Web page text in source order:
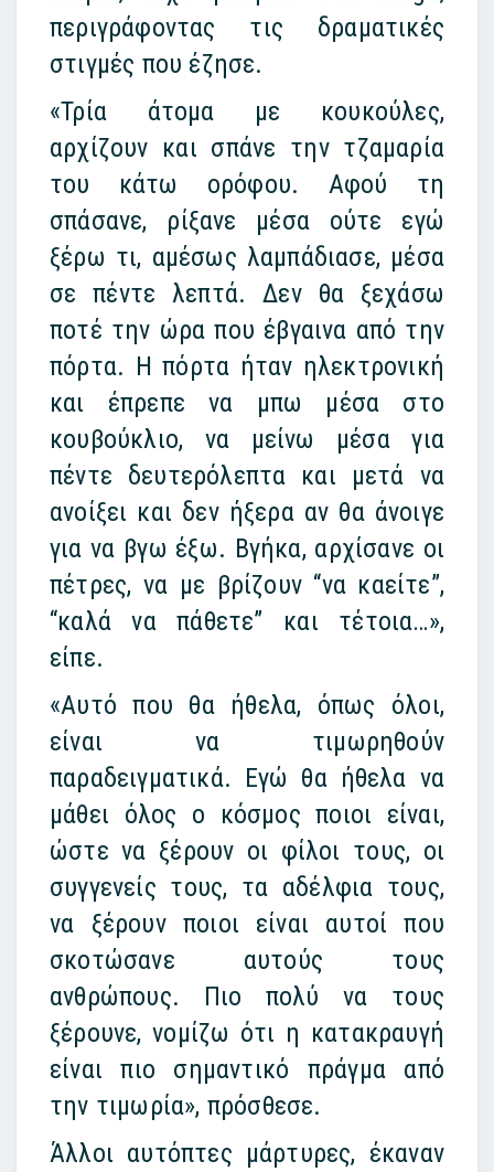
περιγράφοντας τις δραματικές
στιγμές που έζησε.
«Τρία άτομα με κουκούλες,
αρχίζουν και σπάνε την τζαμαρία
του κάτω ορόφου. Αφού τη
σπάσανε, ρίξανε μέσα ούτε εγώ
ξέρω τι, αμέσως λαμπάδιασε, μέσα
σε πέντε λεπτά. Δεν θα ξεχάσω
ποτέ την ώρα που έβγαινα από την
πόρτα. Η πόρτα ήταν ηλεκτρονική
και έπρεπε να μπω μέσα στο
κουβούκλιο, να μείνω μέσα για
πέντε δευτερόλεπτα και μετά να
ανοίξει και δεν ήξερα αν θα άνοιγε
για να βγω έξω. Βγήκα, αρχίσανε οι
πέτρες, να με βρίζουν “να καείτε”,
“καλά να πάθετε” και τέτοια…»,
είπε.
«Αυτό που θα ήθελα, όπως όλοι,
είναι να τιμωρηθούν
παραδειγματικά. Εγώ θα ήθελα να
μάθει όλος ο κόσμος ποιοι είναι,
ώστε να ξέρουν οι φίλοι τους, οι
συγγενείς τους, τα αδέλφια τους,
να ξέρουν ποιοι είναι αυτοί που
σκοτώσανε αυτούς τους
ανθρώπους. Πιο πολύ να τους
ξέρουνε, νομίζω ότι η κατακραυγή
είναι πιο σημαντικό πράγμα από
την τιμωρία», πρόσθεσε.
Άλλοι αυτόπτες μάρτυρες, έκαναν